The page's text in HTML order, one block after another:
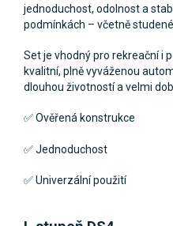
jednoduchost, odolnost a
podmínkách – včetně
Set je vhodný pro rekreační i
kvalitní, plně vyváženou
dlouhou životností a velmi
✅ Ověřená konstrukce
✅ Jednoduchost
✅ Univerzální použití